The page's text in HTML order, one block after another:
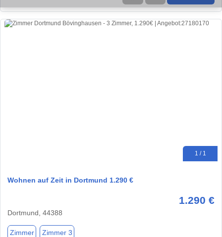
1 / 1
Wohnen auf Zeit in Dortmund 1.290 €
1.290 €
Dortmund, 44388
Zimmer Zimmer 3